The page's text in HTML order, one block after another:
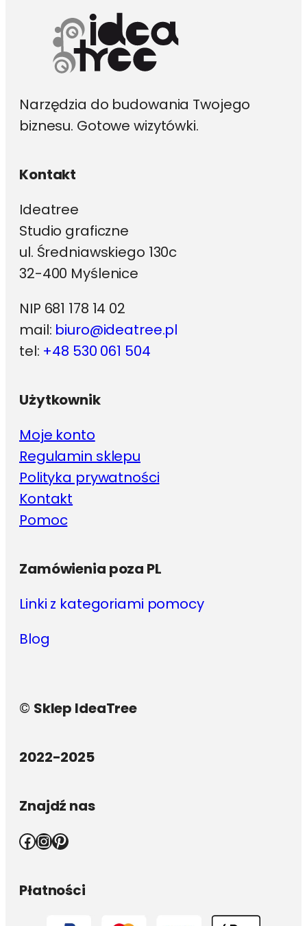
Narzędzia do budowania Twojego
biznesu. Gotowe wizytówki.
Kontakt
Ideatree
Studio graficzne
ul. Średniawskiego 130c
32-400 Myślenice
NIP 681 178 14 02
mail: biuro@ideatree.pl
tel: +48 530 061 504
Użytkownik
Moje konto
Regulamin sklepu
Polityka prywatności
Kontakt
Pomoc
Zamówienia poza PL
Linki z kategoriami pomocy
Blog
© Sklep IdeaTree
2022-2025
Znajdź nas
Facebook InstagramPinterest
Płatności